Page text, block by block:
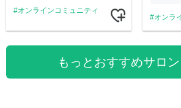
オンラインコミュニティ
オンラ
もっとおすすめサロ